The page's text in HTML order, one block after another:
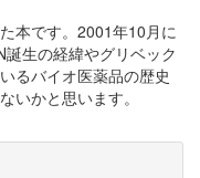
本です。2001年10月に
生の経緯やグリベック
るバイオ医薬品の歴史
いかと思います。